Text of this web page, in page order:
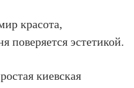
красота,
поверяется эстетикой.
киевская